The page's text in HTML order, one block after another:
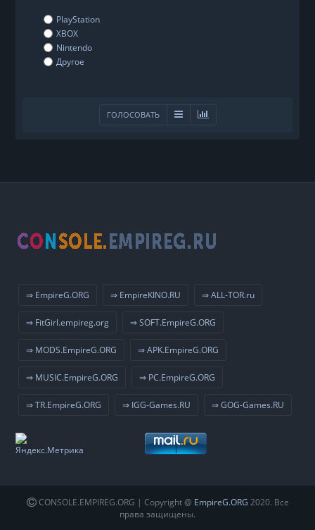
PlayStation
XBOX
Nintendo
Другое
ГОЛОСОВАТЬ
⇒ EmpireG.ORG ⇒ EmpireKINO.RU ⇒ ALL-TOR.ru
⇒ FitGirl.empireg.org ⇒ SOFT.EmpireG.ORG
⇒ MODS.EmpireG.ORG ⇒ APK.EmpireG.ORG
⇒ MUSIC.EmpireG.ORG ⇒ PC.EmpireG.ORG
⇒ TR.EmpireG.ORG ⇒ IGG-Games.RU ⇒ GOG-Games.RU
CONSOLE.EMPIREG.ORG | Copyright @ EmpireG.ORG 2020. Все
права защищены.